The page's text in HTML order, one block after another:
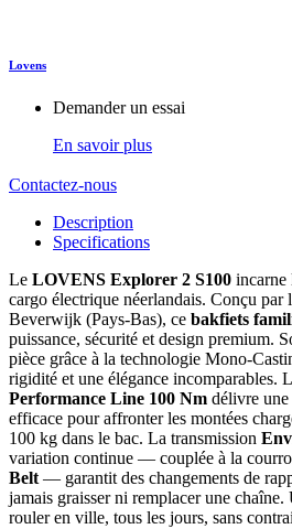
Lovens
Demander un essai
En savoir plus
Contactez-nous
Description
Specifications
Le LOVENS Explorer 2 S100 incarne
cargo électrique néerlandais. Conçu
Beverwijk (Pays-Bas), ce bakfiets
puissance, sécurité et design premium.
pièce grâce à la technologie Mono-
rigidité et une élégance incomparables.
Performance Line 100 Nm délivre
efficace pour affronter les montées
100 kg dans le bac. La transmission
variation continue — couplée à la
Belt— garantit des changements de
jamais graisser ni remplacer une chaîne.
rouler en ville, tous les jours, sans